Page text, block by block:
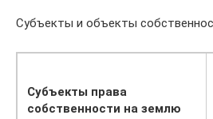
Субъекты и объекты
Субъекты права
собственности на землю